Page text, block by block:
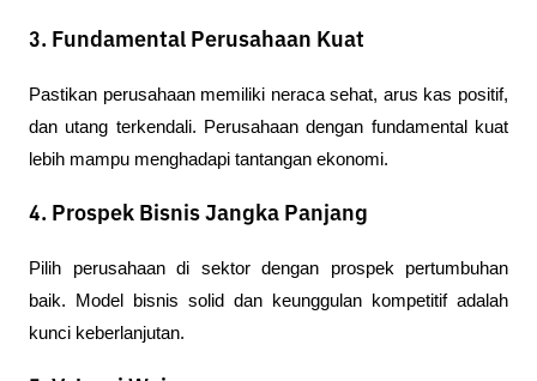
3. Fundamental Perusahaan Kuat
Pastikan perusahaan memiliki neraca sehat, arus kas positif,
dan utang terkendali. Perusahaan dengan fundamental kuat
lebih mampu menghadapi tantangan ekonomi.
4. Prospek Bisnis Jangka Panjang
Pilih perusahaan di sektor dengan prospek pertumbuhan
baik. Model bisnis solid dan keunggulan kompetitif adalah
kunci keberlanjutan.